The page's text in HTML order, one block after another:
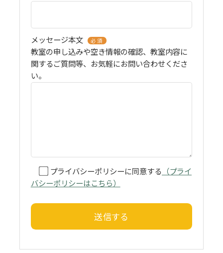
メッセージ本文 必須
教室の申し込みや空き情報の確認、教室内容に
関するご質問等、お気軽にお問い合わせくださ
い。
プライバシーポリシーに同意する （プライ
バシーポリシーはこちら）